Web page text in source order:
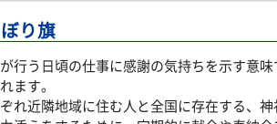
り旗
行う日頃の仕事に感謝の気持ちを示す意
ます。
れ近隣地域に住む人と全国に存在する、